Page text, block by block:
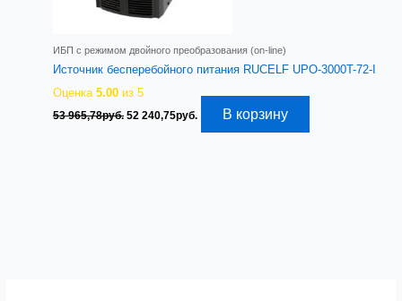
ИБП с режимом двойного преобразования (on-line)
Источник бесперебойного питания RUCELF UPO-3000T-72-I
Оценка5.00 из 5
53 965,78руб. Первоначальная
52 240,75руб. ТекущаяВ корзину